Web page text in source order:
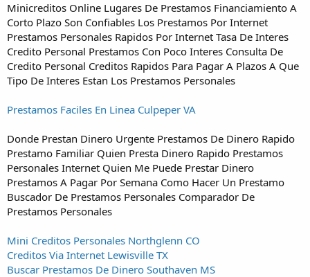
Minicreditos Online Lugares De Prestamos Financiamiento A
Corto Plazo Son Confiables Los Prestamos Por Internet
Prestamos Personales Rapidos Por Internet Tasa De Interes
Credito Personal Prestamos Con Poco Interes Consulta De
Credito Personal Creditos Rapidos Para Pagar A Plazos A Que
Tipo De Interes Estan Los Prestamos Personales
Prestamos Faciles En Linea Culpeper VA
Donde Prestan Dinero Urgente Prestamos De Dinero Rapido
Prestamo Familiar Quien Presta Dinero Rapido Prestamos
Personales Internet Quien Me Puede Prestar Dinero
Prestamos A Pagar Por Semana Como Hacer Un Prestamo
Buscador De Prestamos Personales Comparador De
Prestamos Personales
Mini Creditos Personales Northglenn CO
Creditos Via Internet Lewisville TX
Buscar Prestamos De Dinero Southaven MS